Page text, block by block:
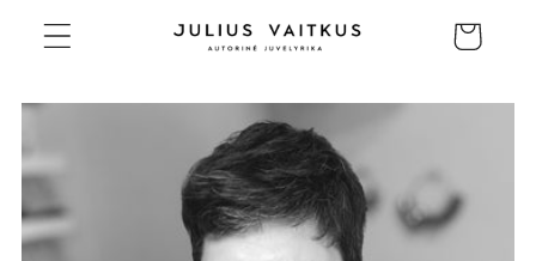
Eiti į
turinį
Krepšelis